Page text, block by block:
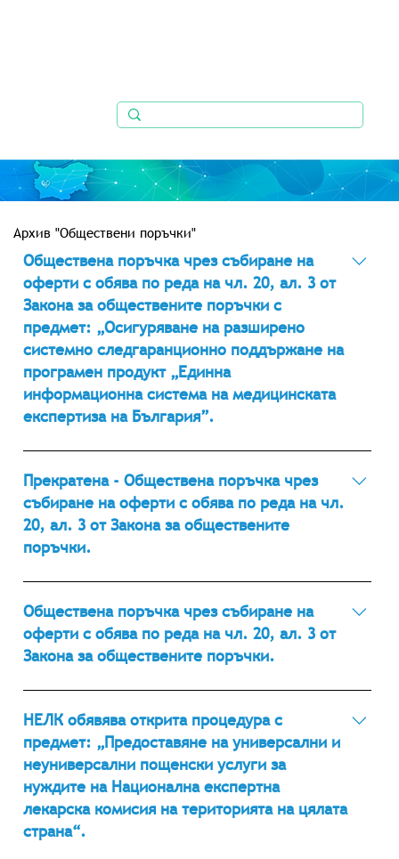
Обществена поръчка чрез събиране на
оферти с обява по реда на чл. 20, ал. 3 от
Закона за обществените поръчки с
предмет: „Осигуряване на разширено
системно следгаранционно поддържане на
програмен продукт „Единна
информационна система на медицинската
експертиза на България”.
09.04.2019 г.
Прекратена - Обществена поръчка чрез
събиране на оферти с обява по реда на чл.
20, ал. 3 от Закона за обществените
поръчки.
29.03.2019 г. Обществена поръчка чрез събиране
на оферти с обява по реда на чл. 20, ал. 3 от
закона за обществените поръчки с предмет:
„Осигуряване на разширено системно
продукт „Единна информационна система на
медицинската експертиза на България”
Обществена поръчка чрез събиране на
оферти с обява по реда на чл. 20, ал. 3 от
Закона за обществените поръчки.
30.03.2018 г. Обществена поръчка чрез събиране
на оферти с обява по реда на чл. 20, ал. 3 от
Закона за обществените поръчки, с предмет:
„Осигуряване на разширено системно
следгаранционно поддържане на програмен
продукт „Единна информационна система на
медицинската експертиза в България".
НЕЛК обявява открита процедура с
предмет: „Предоставяне на универсални и
неуниверсални пощенски услуги за
нуждите на Национална експертна
лекарска комисия на територията на цялата
страна“.
Архив "Обществени поръчки"